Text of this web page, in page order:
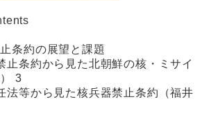
条約の展望と課題
条約から見た北朝鮮の核・ミサイ
3
等から見た核兵器禁止条約（福井